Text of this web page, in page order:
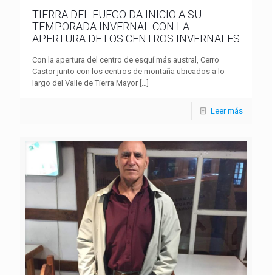
TIERRA DEL FUEGO DA INICIO A SU
TEMPORADA INVERNAL CON LA
APERTURA DE LOS CENTROS INVERNALES
Con la apertura del centro de esquí más austral, Cerro
Castor junto con los centros de montaña ubicados a lo
largo del Valle de Tierra Mayor[…]
Leer más